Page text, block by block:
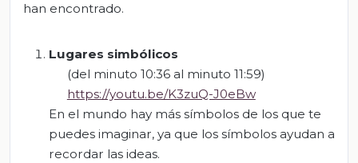
han encontrado.
Lugares simbólicos
(del minuto 10:36 al minuto 11:59)
https://youtu.be/K3zuQ-J0eBw
En el mundo hay más símbolos de los que te
puedes imaginar, ya que los símbolos ayudan a
recordar las ideas.